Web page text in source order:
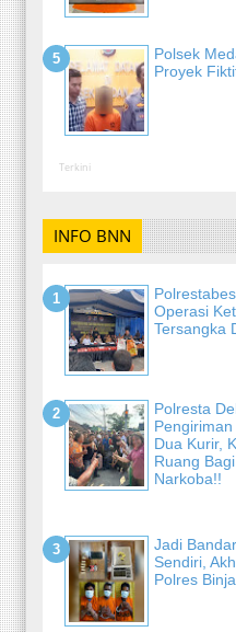
Polsek
Proyek
Terkini
INFO BNN
Operasi
Tersangka
Polresta
Dua Kurir,
Ruang
Narkoba!!
Jadi
Sendiri,
Polres